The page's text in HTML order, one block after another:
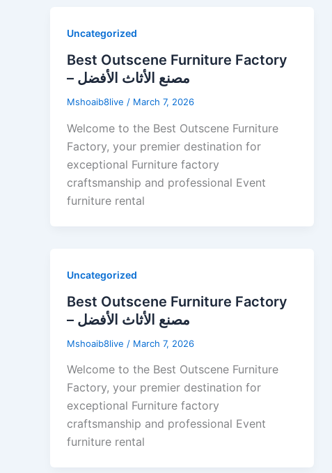
Uncategorized
Best Outscene Furniture Factory
– مصنع الأثاث الأفضل
Mshoaib8live / March 7, 2026
Welcome to the Best Outscene Furniture
Factory, your premier destination for
exceptional Furniture factory
craftsmanship and professional Event
furniture rental
Uncategorized
Best Outscene Furniture Factory
– مصنع الأثاث الأفضل
Mshoaib8live / March 7, 2026
Welcome to the Best Outscene Furniture
Factory, your premier destination for
exceptional Furniture factory
craftsmanship and professional Event
furniture rental